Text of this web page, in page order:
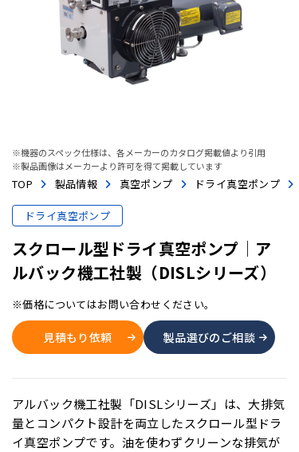
※機器のスペック仕様は、各メーカーのカタログ掲載値より引用
※製品画像はメーカーより許可を得て掲載しています
TOP 製品情報 真空ポンプ ドライ真空ポンプ
ドライ真空ポンプ
スクロール型ドライ真空ポンプ│ア
ルバック機工社製（DISLシリーズ）
※価格についてはお問い合わせください。
見積もり依頼 製品選びのご相談
アルバック機工社製「DISLシリーズ」は、大排気
量とコンパクト設計を両立したスクロール型ドラ
イ真空ポンプです。油を使わずクリーンな排気が